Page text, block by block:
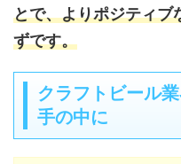
とで、よりポジティブ
ずです。
クラフトビール
手の中に